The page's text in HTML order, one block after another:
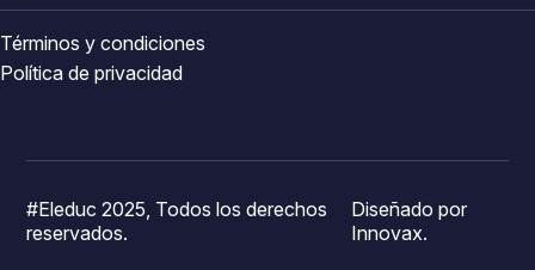
Términos y condiciones
Política de privacidad
#Eleduc 2025, Todos los derechos
reservados.
Diseñado por
Innovax.